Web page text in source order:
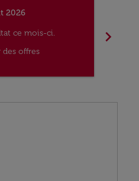
2026
ce mois-ci.
des offres
chevron_right